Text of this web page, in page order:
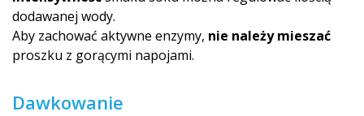
dodawanej wody.
Aby zachować aktywne enzymy, nie należy mieszać
proszku z gorącymi napojami.
Dawkowanie